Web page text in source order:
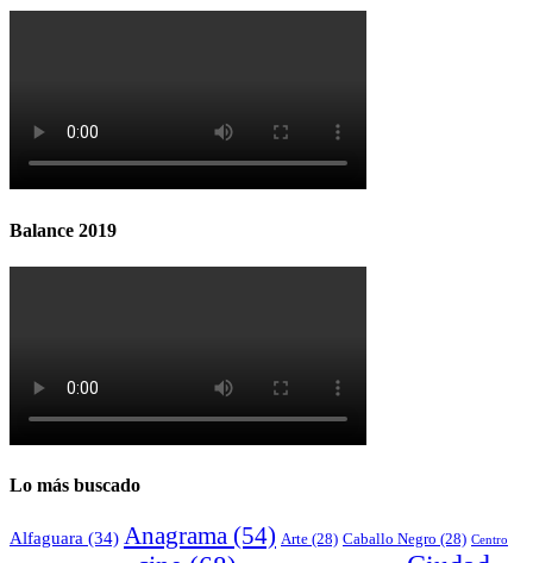
Balance 2019
Lo más buscado
Alfaguara (34) Anagrama (54) Arte (28) Caballo Negro (28) Centro